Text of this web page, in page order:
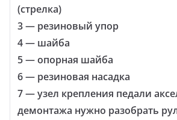
(стрелка)
3 — резиновый упор
4 — шайба
5 — опорная шайба
6 — резиновая насадка
7 — узел крепления педали
демонтажа нужно разобрать